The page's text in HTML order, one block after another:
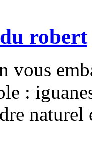
robert
vous
: